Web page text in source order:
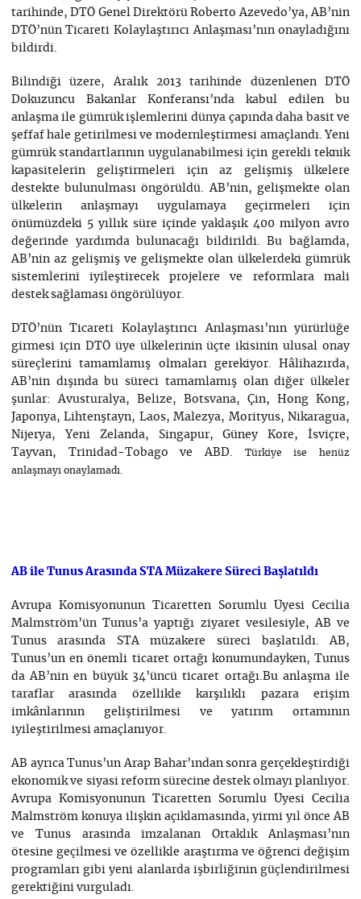
tarihinde, DTÖ Genel Direktörü Roberto Azevedo’ya, AB’nin
DTÖ’nün Ticareti Kolaylaştırıcı Anlaşması’nın onayladığını
bildirdi.
Bilindiği üzere, Aralık 2013 tarihinde düzenlenen DTÖ
Dokuzuncu Bakanlar Konferansı’nda kabul edilen bu
anlaşma ile gümrük işlemlerini dünya çapında daha basit ve
şeffaf hale getirilmesi ve modernleştirmesi amaçlandı. Yeni
gümrük standartlarının uygulanabilmesi için gerekli teknik
kapasitelerin geliştirmeleri için az gelişmiş ülkelere
destekte bulunulması öngörüldü. AB’nin, gelişmekte olan
ülkelerin anlaşmayı uygulamaya geçirmeleri için
önümüzdeki 5 yıllık süre içinde yaklaşık 400 milyon avro
değerinde yardımda bulunacağı bildirildi. Bu bağlamda,
AB’nin az gelişmiş ve gelişmekte olan ülkelerdeki gümrük
sistemlerini iyileştirecek projelere ve reformlara mali
destek sağlaması öngörülüyor.
DTÖ’nün Ticareti Kolaylaştırıcı Anlaşması’nın yürürlüğe
girmesi için DTÖ üye ülkelerinin üçte ikisinin ulusal onay
süreçlerini tamamlamış olmaları gerekiyor. Hâlihazırda,
AB’nin dışında bu süreci tamamlamış olan diğer ülkeler
şunlar: Avusturalya, Belize, Botsvana, Çin, Hong Kong,
Japonya, Lihtenştayn, Laos, Malezya, Morityus, Nikaragua,
Nijerya, Yeni Zelanda, Singapur, Güney Kore, İsviçre,
Tayvan, Trinidad-Tobago ve ABD.
Türkiye ise
henüz
anlaşmayı onaylamadı.
AB ile Tunus Arasında STA Müzakere Süreci Başlatıldı
Avrupa Komisyonunun Ticaretten Sorumlu Üyesi Cecilia
Malmström’ün Tunus’a yaptığı ziyaret vesilesiyle, AB ve
Tunus arasında STA müzakere süreci başlatıldı. AB,
Tunus’un en önemli ticaret ortağı konumundayken, Tunus
da AB’nin en büyük 34’üncü ticaret ortağı.Bu anlaşma ile
taraflar arasında özellikle karşılıklı pazara erişim
imkânlarının geliştirilmesi ve yatırım ortamının
iyileştirilmesi amaçlanıyor.
AB ayrıca Tunus’un Arap Bahar’ından sonra gerçekleştirdiği
ekonomik ve siyasi reform sürecine destek olmayı planlıyor.
Avrupa Komisyonunun Ticaretten Sorumlu Üyesi Cecilia
Malmström konuya ilişkin açıklamasında, yirmi yıl önce AB
ve Tunus arasında imzalanan Ortaklık Anlaşması’nın
ötesine geçilmesi ve özellikle araştırma ve öğrenci değişim
programları gibi yeni alanlarda işbirliğinin güçlendirilmesi
gerektiğini vurguladı.